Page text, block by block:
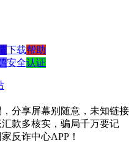
下载帮助
安全认证
分享屏幕别随意，未知链接
款多核实，骗局千万要记
反诈中心APP！